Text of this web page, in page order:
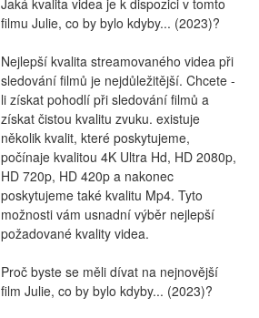
filmu Julie, co by bylo kdyby... (2023)?
Nejlepší kvalita streamovaného videa při
sledování filmů je nejdůležitější. Chcete -
li získat pohodlí při sledování filmů a
získat čistou kvalitu zvuku. existuje
několik kvalit, které poskytujeme,
počínaje kvalitou 4K Ultra Hd, HD 2080p,
HD 720p, HD 420p a nakonec
poskytujeme také kvalitu Mp4. Tyto
možnosti vám usnadní výběr nejlepší
požadované kvality videa.
Proč byste se měli dívat na nejnovější
film Julie, co by bylo kdyby... (2023)?